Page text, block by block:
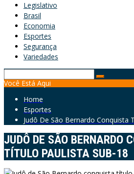
Legislativo
Brasil
Economia
Esportes
Segurança
Variedades
for:
Você Está Aqui
Home
Esportes
Judô De São Bernardo Conquista
JUDÔ DE SÃO BERNARDO
TÍTULO PAULISTA SUB-18